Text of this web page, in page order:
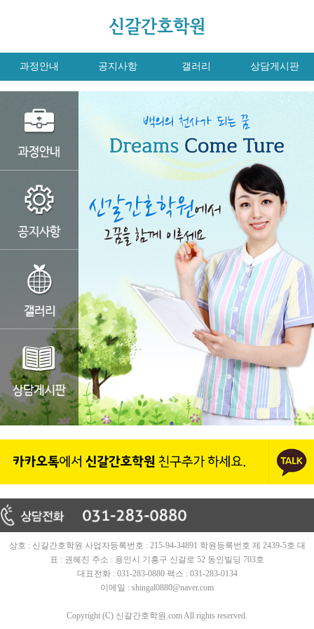
과정안내 공지사항 갤러리 상담게시판
상호 : 신갈간호학원 사업자등록번호 : 215-94-34891 학원등록번호 제 2439-5호 대
표 : 권혜진 주소 : 용인시 기흥구 신갈로 52 동인빌딩 703호
대표전화 : 031-283-0880 팩스 : 031-283-0134
이메일 : shingal0880@naver.com
Copyright (C) 신갈간호학원.com All rights reserved.